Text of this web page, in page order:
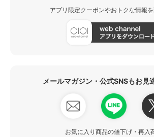
アプリ限定クーポンやおトクな情報を
メールマガジン・公式SNSもお見
お気に入り商品の値下げ・再入